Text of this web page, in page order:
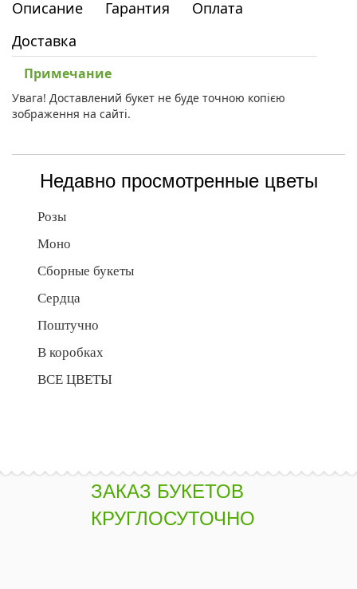
Описание Гарантия
Оплата
Доставка
Примечание
Увага! Доставлений букет не буде точною копією
зображення на сайті.
Недавно просмотренные цветы
Розы
Моно
Сборные букеты
Сердца
Поштучно
В коробках
ВСЕ ЦВЕТЫ
ЗАКАЗ БУКЕТОВ
КРУГЛОСУТОЧНО